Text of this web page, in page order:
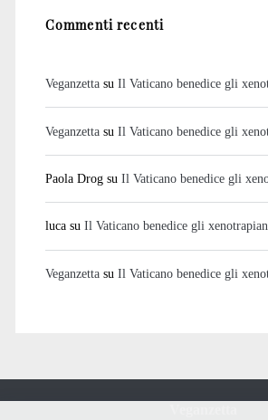
Commenti recenti
Veganzettasu Il Vaticano benedice gli
Veganzettasu Il Vaticano benedice gli
Paola Drogsu Il Vaticano benedice gli
lucasu Il Vaticano benedice gli
Veganzettasu Il Vaticano benedice gli